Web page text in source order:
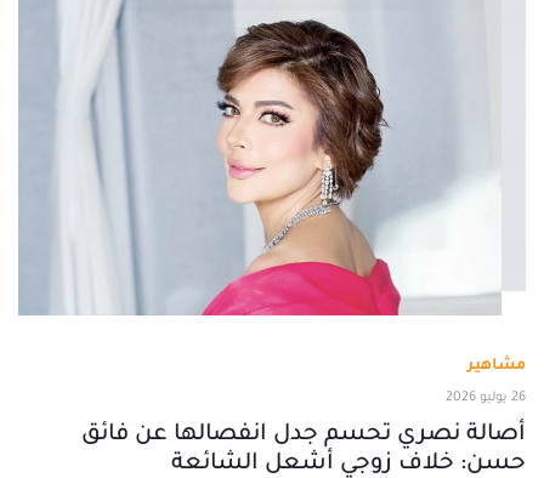
مشاهير
26 يوليو 2026
أصالة نصري تحسم جدل انفصالها عن فائق
حسن: خلاف زوجي أشعل الشائعة